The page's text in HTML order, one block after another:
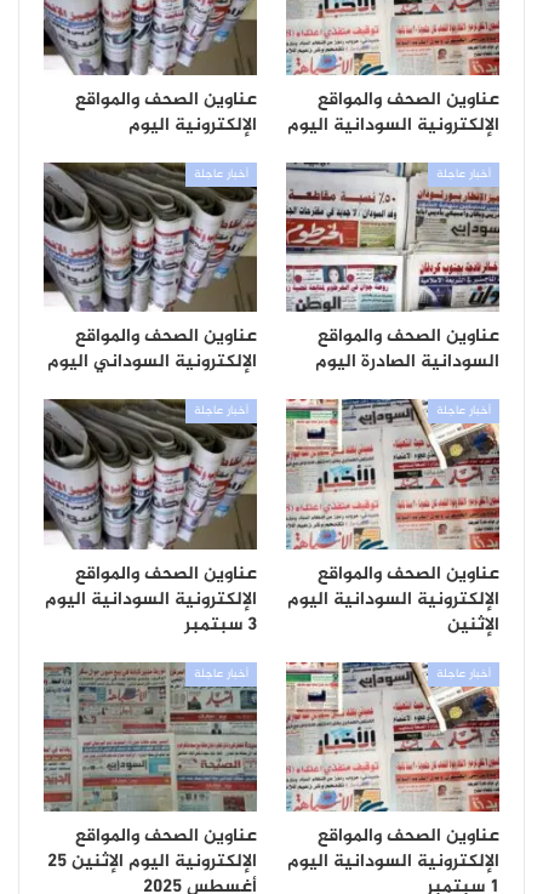
عناوين الصحف والمواقع
الإلكترونية السودانية اليوم
عناوين الصحف والمواقع
الإلكترونية اليوم
أخبار عاجلة
عناوين الصحف والمواقع
السودانية الصادرة اليوم
أخبار عاجلة
عناوين الصحف والمواقع
الإلكترونية السوداني اليوم
أخبار عاجلة
عناوين الصحف والمواقع
الإلكترونية السودانية اليوم
الإثنين
أخبار عاجلة
عناوين الصحف والمواقع
الإلكترونية السودانية اليوم
3 سبتمبر
أخبار عاجلة
عناوين الصحف والمواقع
الإلكترونية السودانية اليوم
1 سبتمبر
أخبار عاجلة
عناوين الصحف والمواقع
الإلكترونية اليوم الإثنين 25
أغسطس 2025